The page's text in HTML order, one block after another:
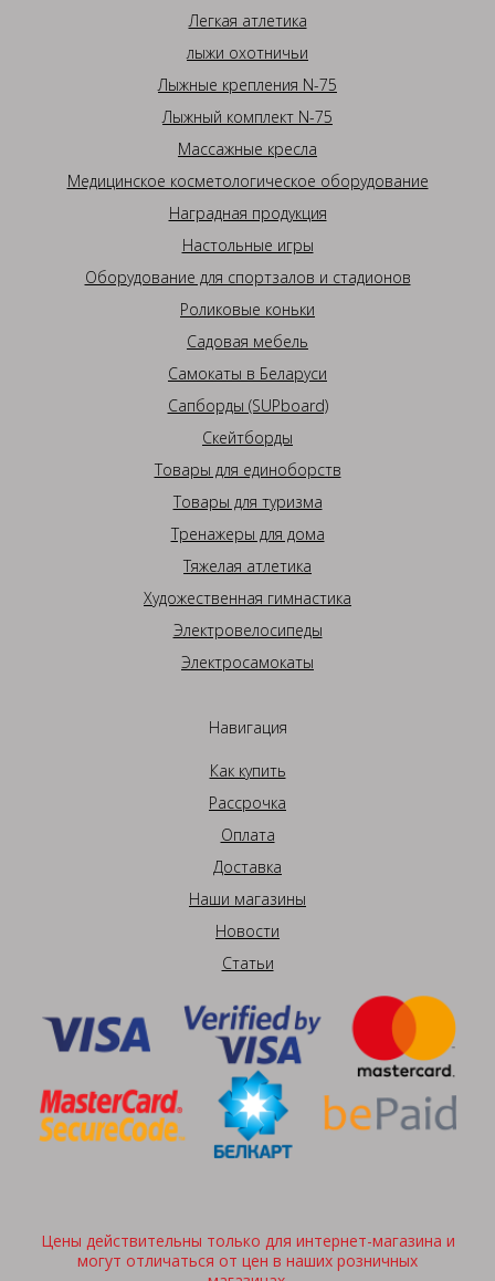
Легкая атлетика
лыжи охотничьи
Лыжные крепления N-75
Лыжный комплект N-75
Массажные кресла
Медицинское косметологическое оборудование
Наградная продукция
Настольные игры
Оборудование для спортзалов и стадионов
Роликовые коньки
Садовая мебель
Самокаты в Беларуси
Сапборды (SUPboard)
Скейтборды
Товары для единоборств
Товары для туризма
Тренажеры для дома
Тяжелая атлетика
Художественная гимнастика
Электровелосипеды
Электросамокаты
Навигация
Как купить
Рассрочка
Оплата
Доставка
Наши магазины
Новости
Статьи
Цены действительны только для интернет-магазина и
могут отличаться от цен в наших розничных